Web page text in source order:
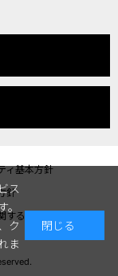
ィ基本方針
針
する表記
ス
ク
ま
閉じる